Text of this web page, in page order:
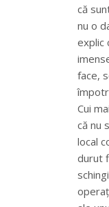
că
nu o
explic
face,
Cui
că nu
local
durut